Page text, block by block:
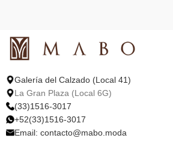
Galería del Calzado (Local 41)
La Gran Plaza (Local 6G)
(33)1516-3017
+52(33)1516-3017
Email: contacto@mabo.moda